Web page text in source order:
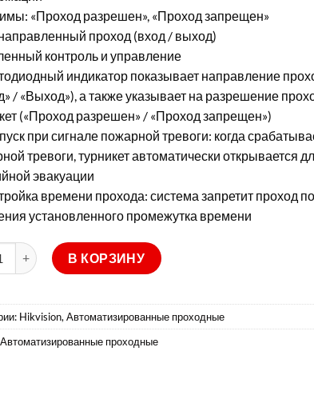
«Проход разрешен», «Проход запрещен»
проход (вход / выход)
контроль и управление
индикатор показывает направление
/ «Выход»), а также указывает на разрешение
(«Проход разрешен» / «Проход запрещен»)
при сигнале пожарной тревоги: когда
тревоги, турникет автоматически открывается
эвакуации
времени прохода: система запретит проход
установленного промежутка времени
товара DS-K3G411-R/M-Dm55
В КОРЗИНУ
Hikvision, Автоматизированные проходные
Автоматизированные проходные